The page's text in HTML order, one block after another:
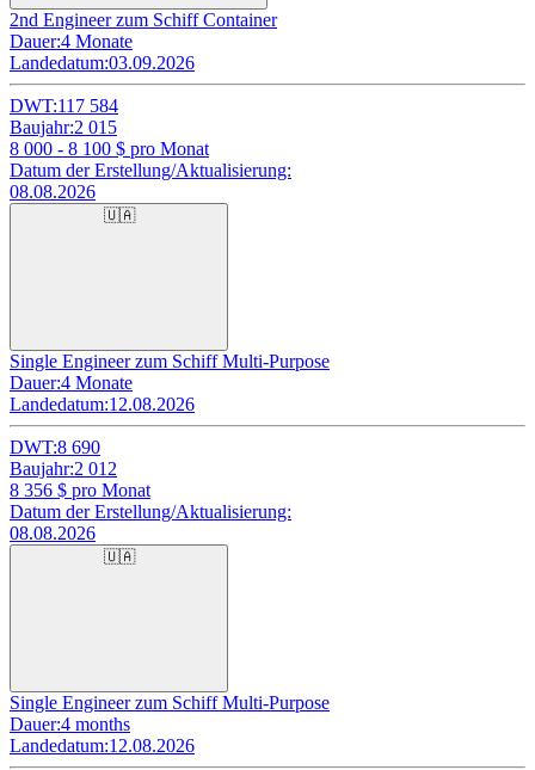
2nd Engineer zum Schiff Container
Dauer:4 Monate
Landedatum:03.09.2026
DWT:117 584
Baujahr:2 015
8 000 - 8 100 $ pro Monat
Datum der Erstellung/Aktualisierung:
08.08.2026
🇺🇦
Single Engineer zum Schiff Multi-Purpose
Dauer:4 Monate
Landedatum:12.08.2026
DWT:8 690
Baujahr:2 012
8 356 $ pro Monat
Datum der Erstellung/Aktualisierung:
08.08.2026
🇺🇦
Single Engineer zum Schiff Multi-Purpose
Dauer:4 months
Landedatum:12.08.2026